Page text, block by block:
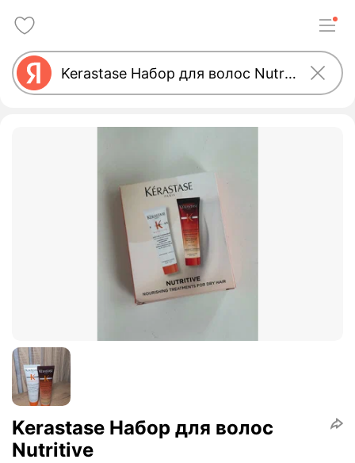
Kerastase Набор для волос
Nutritive